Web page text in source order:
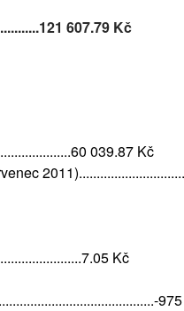
607.79 Kč
039.87 Kč
Kč